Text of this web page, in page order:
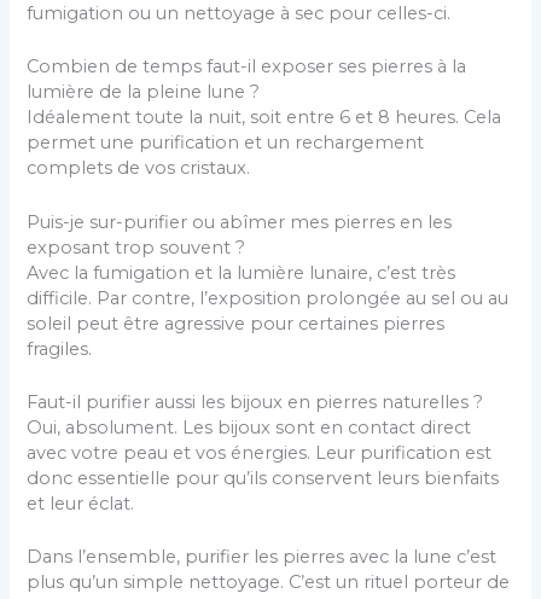
fumigation ou un nettoyage à sec pour celles-ci.
Combien de temps faut-il exposer ses pierres à la
lumière de la pleine lune ?
Idéalement toute la nuit, soit entre 6 et 8 heures. Cela
permet une purification et un rechargement
complets de vos cristaux.
Puis-je sur-purifier ou abîmer mes pierres en les
exposant trop souvent ?
Avec la fumigation et la lumière lunaire, c’est très
difficile. Par contre, l’exposition prolongée au sel ou au
soleil peut être agressive pour certaines pierres
fragiles.
Faut-il purifier aussi les bijoux en pierres naturelles ?
Oui, absolument. Les bijoux sont en contact direct
avec votre peau et vos énergies. Leur purification est
donc essentielle pour qu’ils conservent leurs bienfaits
et leur éclat.
Dans l’ensemble, purifier les pierres avec la lune c’est
plus qu’un simple nettoyage. C’est un rituel porteur de